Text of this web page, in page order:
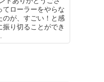
てローラーをやらな
のが、すごい！と感
振り切ることができ